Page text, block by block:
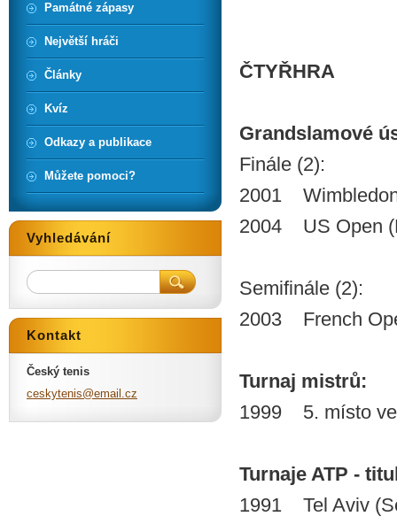
ČTYŘHRA
Grandslamové
Finále (2):
2001
2004 US Open
Semifinále (2):
2003 French
Turnaj mistrů:
1999 5. místo ve
Turnaje ATP -
1991 Tel Aviv
Památné zápasy
Největší hráči
Články
Kvíz
Odkazy a publikace
Můžete pomoci?
Vyhledávání
Kontakt
Český tenis
ceskytenis@email .cz